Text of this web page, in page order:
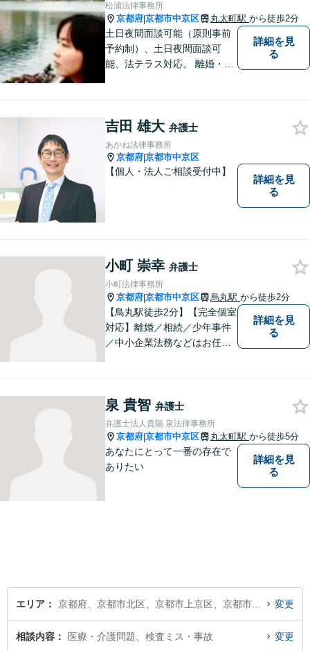
松浦法律事務所
京都府|京都市中京区 丸太町駅 から徒歩2分
土日夜間面談可能（原則事前
予約制）、土日夜間面談可
能、法テラス対応。 離婚・借
問題・クレーマー対応など事
業者様にも広く対応しており
ます。お気軽にご相談くださ
い。
詳細を見
る
吉田 雄大 弁護士
あかね法律事務所
京都府|京都市中京区
【個人・法人ご相談受付中】
詳細を見
る
小町 崇幸 弁護士
小町法律事務所
京都府|京都市中京区 烏丸駅 から徒歩2分
【鳥丸駅徒歩2分】【完全個室
対応】離婚／相続／少年事件
／中小企業法務などはお任せ
はお気軽にご相談ください！
【近隣駐車場あり】
詳細を見
る
泉 貴智 弁護士
弁護士法人貴陽 泉法律事務所
京都府|京都市中京区 丸太町駅 から徒歩5分
あなたにとって一番の存在で
ありたい
詳細を見
る
エリア 変更
相談内容 医療・介護問題、検査ミス・事故 変更